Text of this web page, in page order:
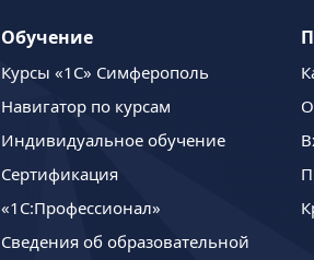
Обучение
Курсы «1С» Симферополь
Навигатор по курсам
Индивидуальное обучение
Сертификация
«1С:Профессионал»
Сведения об образовательной